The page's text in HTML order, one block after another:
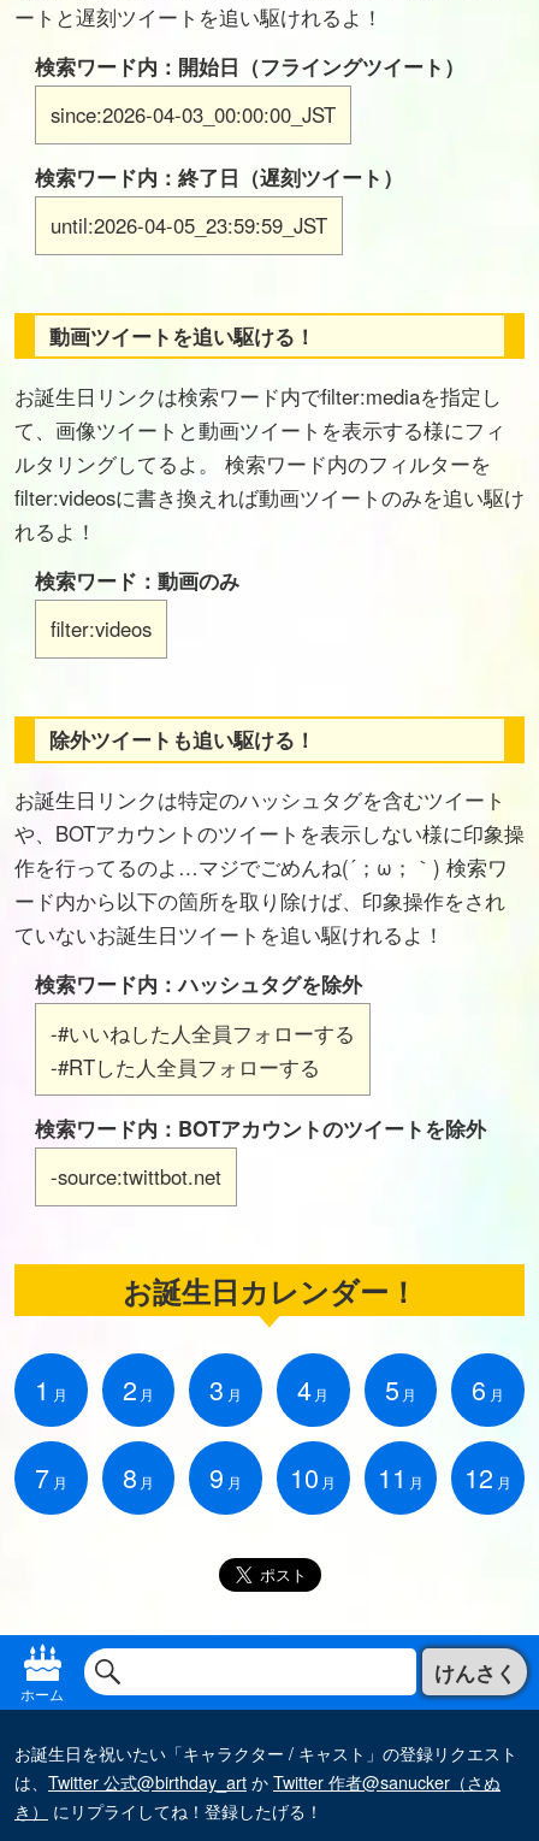
ートと遅刻ツイートを追い駆けれるよ！
検索ワード内：開始日（フライングツイート）
since:2026-04-03_00:00:00_JST
検索ワード内：終了日（遅刻ツイート）
until:2026-04-05_23:59:59_JST
動画ツイートを追い駆ける！
お誕生日リンクは検索ワード内でfilter:mediaを指定し
て、画像ツイートと動画ツイートを表示する様にフィ
ルタリングしてるよ。 検索ワード内のフィルターを
filter:videosに書き換えれば動画ツイートのみを追い駆け
れるよ！
検索ワード：動画のみ
filter:videos
除外ツイートも追い駆ける！
お誕生日リンクは特定のハッシュタグを含むツイート
や、BOTアカウントのツイートを表示しない様に印象操
作を行ってるのよ…マジでごめんね(´；ω；｀) 検索ワ
ード内から以下の箇所を取り除けば、印象操作をされ
ていないお誕生日ツイートを追い駆けれるよ！
検索ワード内：ハッシュタグを除外
-#いいねした人全員フォローする
-#RTした人全員フォローする
検索ワード内：BOTアカウントのツイートを除外
-source:twittbot.net
お誕生日カレンダー！
1 月 2 月 3 月 4 月 5 月 6 月
7 月 8 月 9 月 10 月 11 月 12 月
ホーム
けんさく
お誕生日を祝いたい「キャラクター / キャスト」の登録リクエスト
は、 Twitter 公式@birthday_artかTwitter 作者@sanucker（さぬ
き）
にリプライしてね！登録したげる！